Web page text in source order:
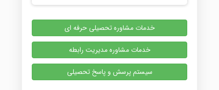
خدمات مشاوره تحصیلی حرفه ای
خدمات مشاوره مدیریت رابطه
سیستم پرسش و پاسخ تحصیلی